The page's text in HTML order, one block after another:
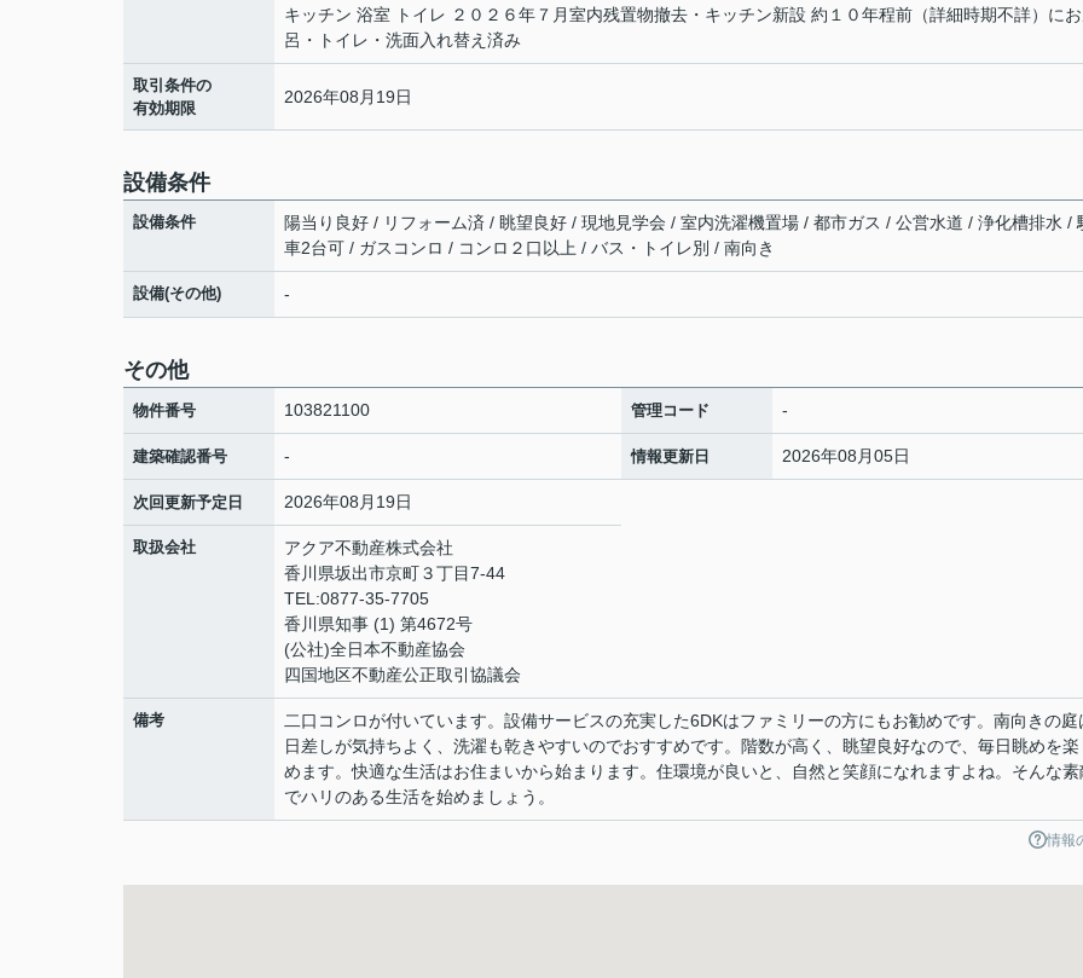
キッチン 浴室 トイレ ２０２６年７月室内残置物撤去・キッチン新設 約１０年程前（詳細時期不詳）に
呂・トイレ・洗面入れ替え済み
取引条件の
有効期限
2026年08月19日
設備条件
設備条件
陽当り良好 / リフォーム済 / 眺望良好 / 現地見学会 / 室内洗濯機置場 / 都市ガス / 公営水道 / 浄化槽排水 /
車2台可 / ガスコンロ / コンロ２口以上 / バス・トイレ別 / 南向き
設備(その他) -
その他
物件番号 103821100 管理コード -
建築確認番号 - 情報更新日 2026年08月05日
次回更新予定日 2026年08月19日
取扱会社
アクア不動産株式会社
香川県坂出市京町３丁目7-44
TEL:0877-35-7705
香川県知事 (1) 第4672号
(公社)全日本不動産協会
四国地区不動産公正取引協議会
備考
二口コンロが付いています。設備サービスの充実した6DKはファミリーの方にもお勧めです。南向きの庭
日差しが気持ちよく、洗濯も乾きやすいのでおすすめです。階数が高く、眺望良好なので、毎日眺めを楽
めます。快適な生活はお住まいから始まります。住環境が良いと、自然と笑顔になれますよね。そんな素
でハリのある生活を始めましょう。
情報